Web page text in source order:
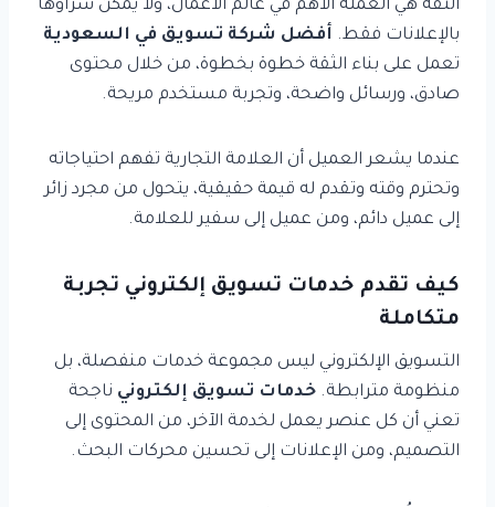
الثقة هي العملة الأهم في عالم الأعمال، ولا يمكن شراؤها
بالإعلانات فقط. أفضل شركة تسويق في السعودية
تعمل على بناء الثقة خطوة بخطوة، من خلال محتوى
صادق، ورسائل واضحة، وتجربة مستخدم مريحة.
عندما يشعر العميل أن العلامة التجارية تفهم احتياجاته
وتحترم وقته وتقدم له قيمة حقيقية، يتحول من مجرد زائر
إلى عميل دائم، ومن عميل إلى سفير للعلامة.
كيف تقدم خدمات تسويق إلكتروني تجربة
متكاملة
التسويق الإلكتروني ليس مجموعة خدمات منفصلة، بل
منظومة مترابطة. خدمات تسويق إلكتروني ناجحة
تعني أن كل عنصر يعمل لخدمة الآخر، من المحتوى إلى
التصميم، ومن الإعلانات إلى تحسين محركات البحث.